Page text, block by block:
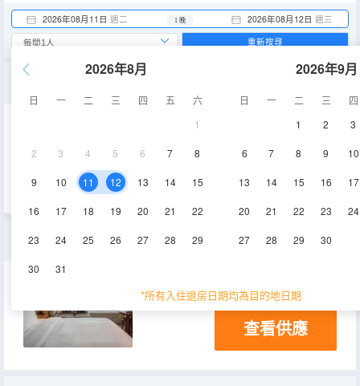
2026年08月11日 週二 2026年08月12日 週三
1 晚
2026年8月
日 一 二 三 四 五
六
1
2 3 4 5 6 7 8
9 10 11 12 13 14 15
16 17 18 19 20 21 22
23 24 25 26 27 28 29
30 31
2026年9月
日 一 二 三
四
1
2 3
6 7 8 9 10
13 14 15 16 17
20 21 22 23 24
27 28 29 30
*所有入住退房日期均為目的地日期
重新搜尋
標準海景大床房
27㎡ 淋浴
查看供應